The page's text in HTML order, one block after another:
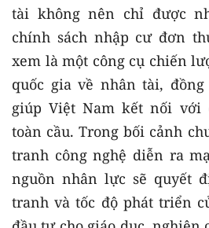
tài không nên chỉ được
chính sách nhập cư đơn
xem là một công cụ chiến
quốc gia về nhân tài,
giúp Việt Nam kết nối với
toàn cầu. Trong bối cảnh
tranh công nghệ diễn ra
nguồn nhân lực sẽ quyết
tranh và tốc độ phát triển